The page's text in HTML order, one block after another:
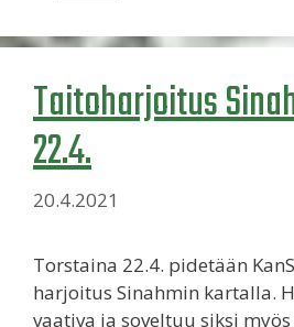
Taitoharjoitus
22.4.
20.4.2021
Torstaina 22.4. pidetään
harjoitus Sinahmin kartalla.
vaativa ja soveltuu siksi